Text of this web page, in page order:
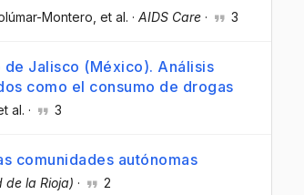
Montero , et al. · AIDS Care · 3
Jalisco (México). Análisis
como el consumo de drogas
al. · 3
comunidades autónomas
de la Rioja) · 2